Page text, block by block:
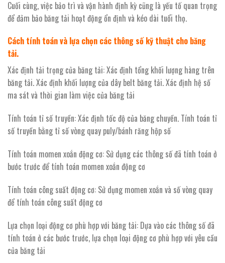
Cuối cùng, việc bảo trì và vận hành định kỳ cũng là yếu tố quan trọng
để đảm bảo băng tải hoạt động ổn định và kéo dài tuổi thọ.
Cách tính toán và lựa chọn các thông số kỹ thuật cho băng
tải.
Xác định tải trọng của băng tải: Xác định tổng khối lượng hàng trên
băng tải. Xác định khối lượng của dây belt băng tải. Xác định hệ số
ma sát và thời gian làm việc của băng tải
Tính toán tỉ số truyền: Xác định tốc độ của băng chuyền. Tính toán tỉ
số truyền bằng tỉ số vòng quay puly/bánh răng hộp số
Tính toán momen xoắn động cơ: Sử dụng các thông số đã tính toán ở
bước trước để tính toán momen xoắn động cơ
Tính toán công suất động cơ: Sử dụng momen xoắn và số vòng quay
để tính toán công suất động cơ
Lựa chọn loại động cơ phù hợp với băng tải: Dựa vào các thông số đã
tính toán ở các bước trước, lựa chọn loại động cơ phù hợp với yêu cầu
của băng tải